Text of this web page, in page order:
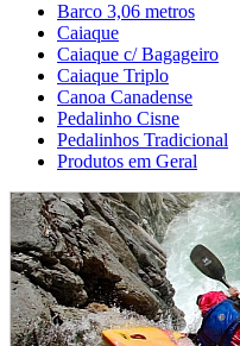
Barco 3,06 metros
Caiaque
Caiaque c/ Bagageiro
Caiaque Triplo
Canoa Canadense
Pedalinho Cisne
Pedalinhos Tradicional
Produtos em Geral